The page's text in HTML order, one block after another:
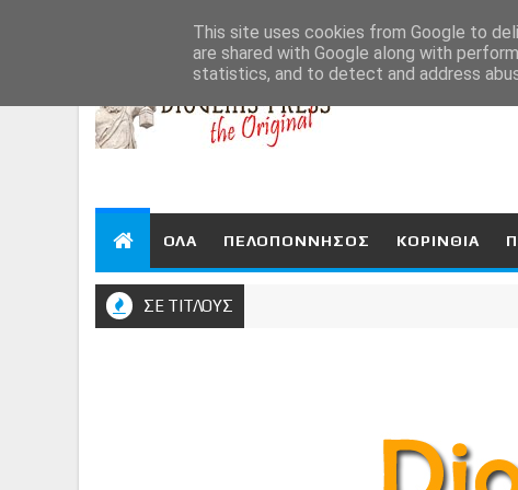
ΟΛΑ ΠΕΛΟΠΟΝΝΗΣΟΣ ΚΟΡΙΝΘΙΑ
ΣΕ ΤΙΤΛΟΥΣ
This site uses cookies from Google to
are shared with Google along with
statistics, and to detect and address